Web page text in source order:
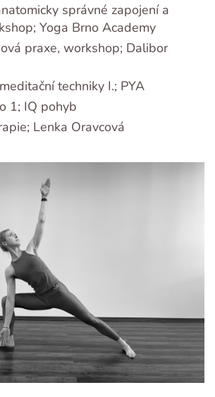
správné zapojení a
Yoga Brno Academy
praxe, workshop; Dalibor
techniky I.; PYA
1; IQ pohyb
Lenka Oravcová